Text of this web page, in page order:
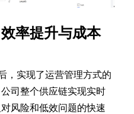
率提升与成本
，实现了运营管理方式的
司整个供应链实现实时
风险和低效问题的快速